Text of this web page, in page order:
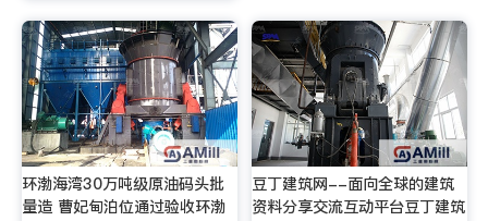
环渤海湾30万吨级原油码头批
量造 曹妃甸泊位通过验收环渤
豆丁建筑网--面向全球的建筑
资料分享交流互动平台豆丁建筑